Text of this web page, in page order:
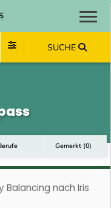
SUCHE
Gemerkt (0)
Balancing nach Iris